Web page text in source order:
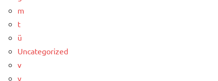
m
t
ü
Uncategorized
v
y